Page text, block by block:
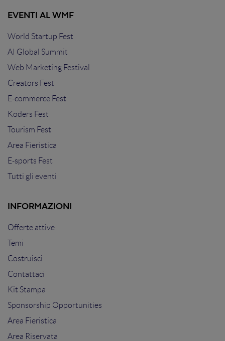
EVENTI AL WMF
World Startup Fest
AI Global Summit
Web Marketing Festival
Creators Fest
E-commerce Fest
Koders Fest
Tourism Fest
Area Fieristica
E-sports Fest
Tutti gli eventi
INFORMAZIONI
Offerte attive
Temi
Costruisci
Contattaci
Kit Stampa
Sponsorship Opportunities
Area Fieristica
Area Riservata